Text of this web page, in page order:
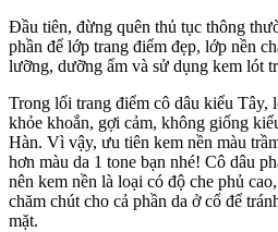
Đầu tiên, đừng quên thủ tục thông
phần để lớp trang điểm đẹp, lớp nền
lưỡng, dưỡng ẩm và sử dụng kem lót
Trong lối trang điểm cô dâu kiểu Tây,
khỏe khoắn, gợi cảm, không giống
Hàn. Vì vậy, ưu tiên kem nền màu
hơn màu da 1 tone bạn nhé! Cô dâu
nên kem nền là loại có độ che phủ
chăm chút cho cả phần da ở cổ để
mặt.